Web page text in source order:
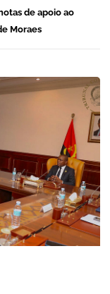
de apoio ao
Moraes